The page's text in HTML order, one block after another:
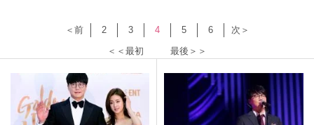
＜＜最初
＜前 2 3 4 5 6
次＞
最後＞＞